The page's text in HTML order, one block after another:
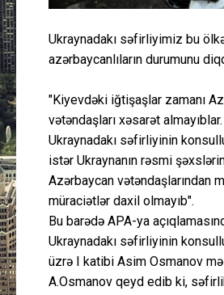
Ukraynadakı səfirliyimiz bu
azərbaycanlıların durumunu
"Kiyevdəki iğtişaşlar zamanı
vətəndaşları xəsarət
Ukraynadakı səfirliyinin
istər Ukraynanın rəsmi
Azərbaycan vətəndaşlarından
müraciətlər daxil olmayıb".
Bu barədə APA-ya
Ukraynadakı səfirliyinin
üzrə I katibi Asim Osmanov
A.Osmanov qeyd edib ki,